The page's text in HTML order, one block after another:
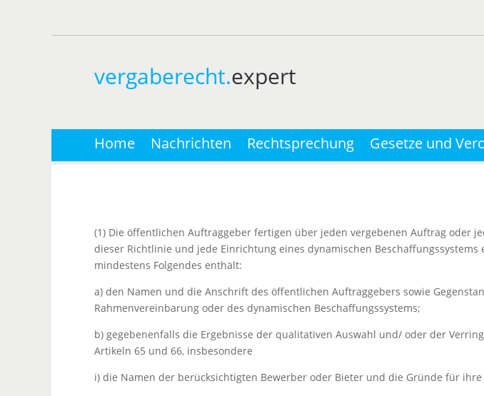
vergaberecht.expert
Home Nachrichten Rechtsprechung Gesetze und
(1) Die öffentlichen Auftraggeber fertigen über jeden vergebenen Auftrag oder
dieser Richtlinie und jede Einrichtung eines dynamischen
mindestens Folgendes enthält:
a) den Namen und die Anschrift des öffentlichen Auftraggebers sowie
Rahmenvereinbarung oder des dynamischen Beschaffungssystems;
b) gegebenenfalls die Ergebnisse der qualitativen Auswahl und/ oder der
Artikeln 65 und 66, insbesondere
i) die Namen der berücksichtigten Bewerber oder Bieter und die Gründe für ihre